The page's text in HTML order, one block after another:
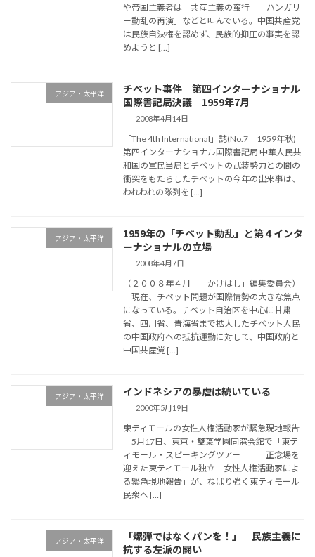
や帝国主義者は「共産主義の蛮行」「ハンガリ
ー動乱の再演」などと叫んでいる。中国共産党
は民族自決権を認めず、民族的抑圧の事実を認
めようと […]
アジア・太平洋
チベット事件 第四インターナショナル
国際書記局決議 1959年7月
2008年4月14日
「The 4th International」誌(No.7 1959年秋)
第四インターナショナル国際書記局 中華人民共
和国の軍民当局とチベットの武装勢力との間の
衝突をもたらしたチベットの今年の出来事は、
われわれの隊列を […]
アジア・太平洋
1959年の「チベット動乱」と第４インタ
ーナショナルの立場
2008年4月7日
（２００８年４月 「かけはし」編集委員会）
現在、チベット問題が国際情勢の大きな焦点
になっている。チベット自治区を中心に甘粛
省、四川省、青海省まで拡大したチベット人民
の中国政府への抵抗運動に対して、中国政府と
中国共産党 […]
アジア・太平洋 インドネシアの暴虐は続いている
2000年5月19日
東ティモールの女性人権活動家が緊急現地報告
5月17日、東京・雙葉学園同窓会館で「東テ
ィモール・スピーキングツアー 正念場を
迎えた東ティモール独立 女性人権活動家によ
る緊急現地報告」が、ねばり強く東ティモール
民衆へ […]
アジア・太平洋
「爆弾ではなくパンを！」 民族主義に
抗する左派の闘い